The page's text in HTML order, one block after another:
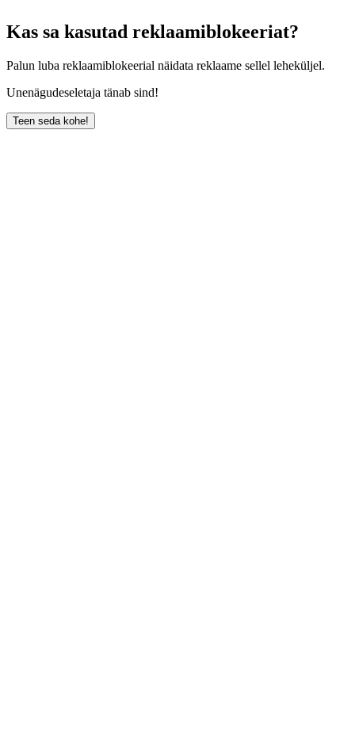
Kas sa kasutad reklaamiblokeeriat?
Palun luba reklaamiblokeerial näidata reklaame sellel leheküljel.
Unenägudeseletaja tänab sind!
Teen seda kohe!